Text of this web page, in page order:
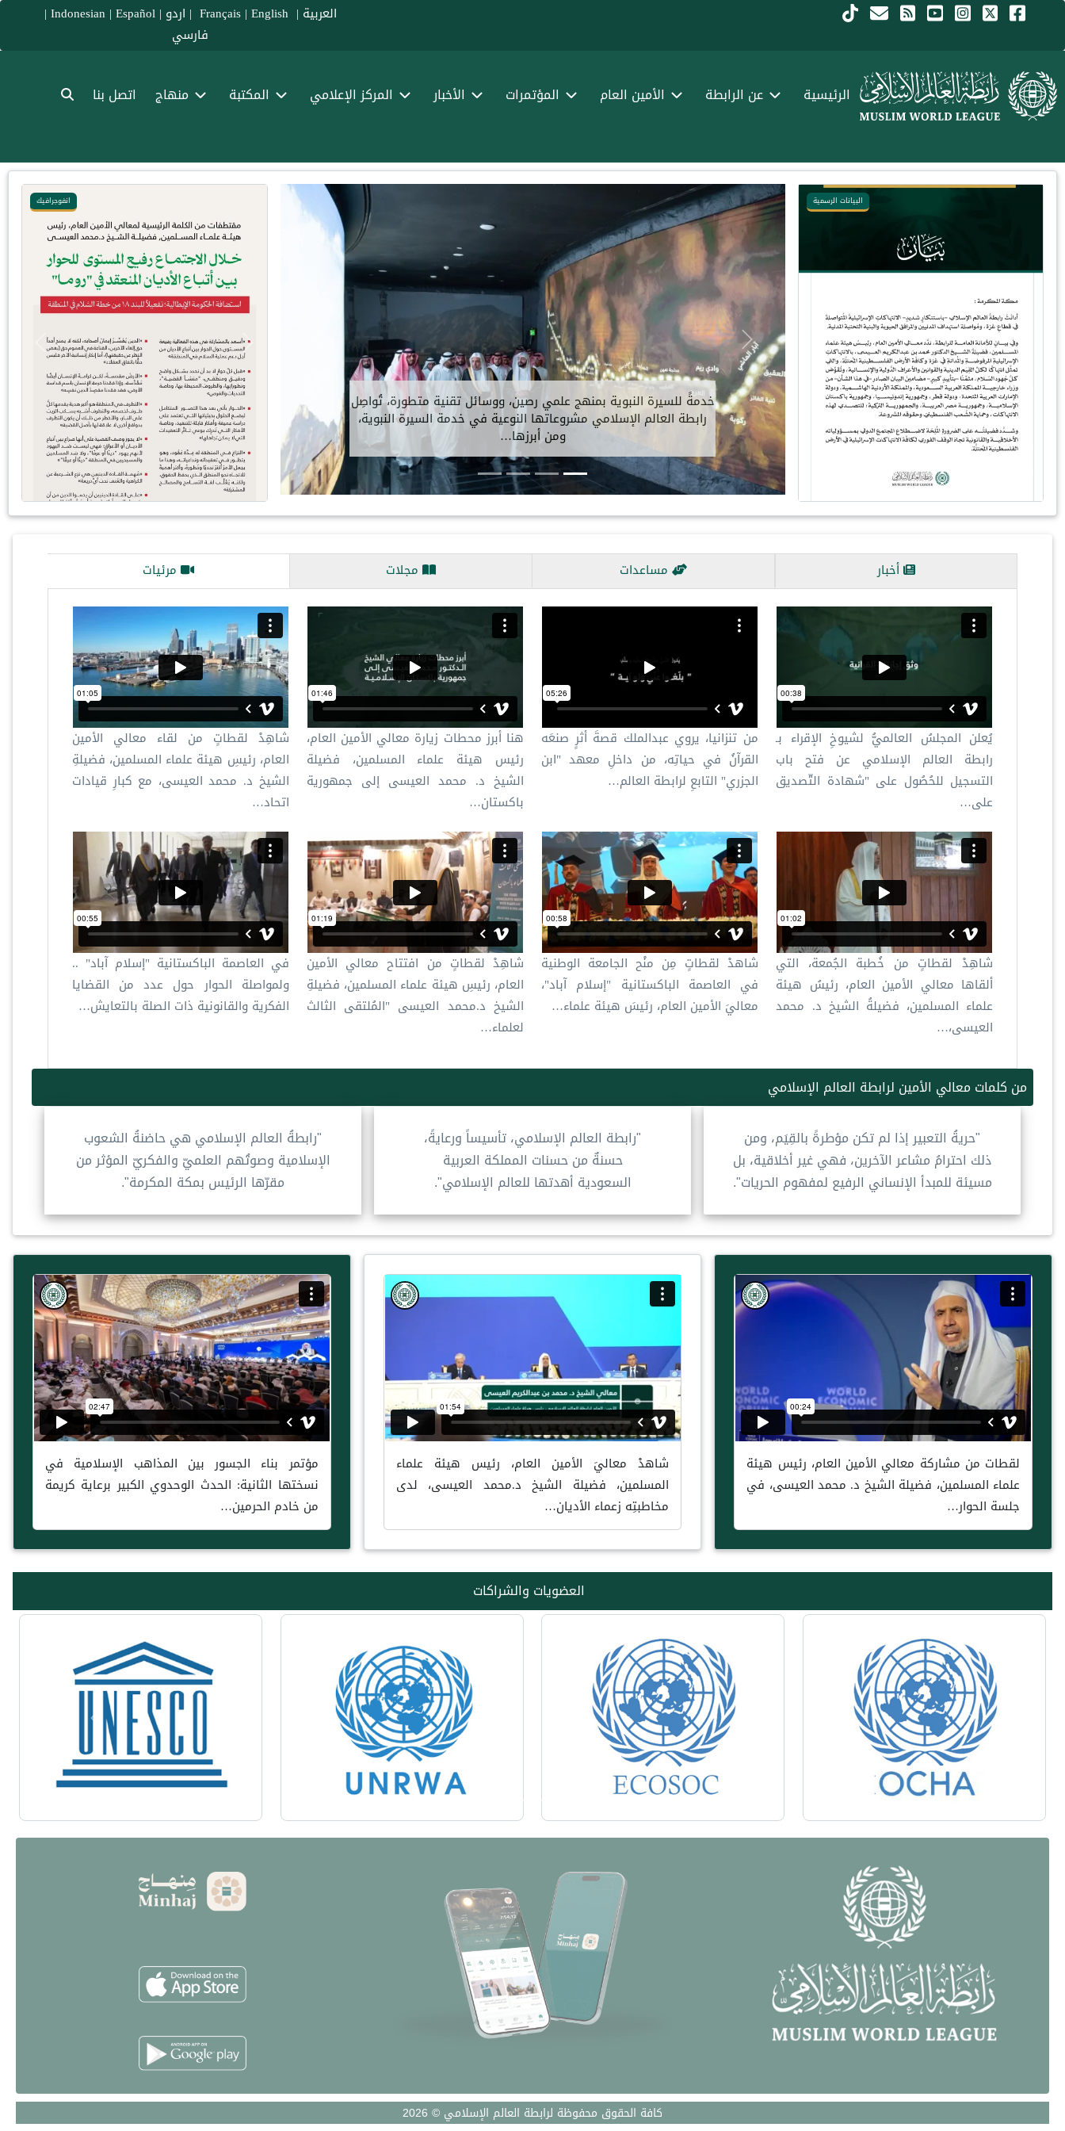
تجاوز إلى المحتوى الرئيسي العربية |
Français
| English
| اردو |
Indonesian | Español
|
فارسي
Menu Arabic الرئيسية عن الرابطة الأمين العام المؤتمرات الأخبار المركز الإعلامي المكتبة منهاج اتصل بنا
البيانات الرسمية
Previous Next
استقبلَ معالي الأمين العام، رئيسُ هيئة علماء المسلمين، فضيلةُ الشيخ
د.⁧‫محمد العيسى‬⁩ ‬⁩، في مكتبِه بالرياض، ظُهرَ اليوم، سعادةَ سفيرة…
Next
انفوجرافيك
Next
أخبار مساعدات مجلات مرئيات
يُعلن المجلسُ العالميُّ لشيوخِ الإقراء بـ
رابطة العالم الإسلامي عن فتح باب
التسجيل للحُصُول على "شهادة التّصديق
على…
من تنزانيا، يروي عبدالملك قصةَ أثرٍ صنعَه
القرآنُ في حياتِه، من داخلِ معهد "ابن
الجزري" التابعِ لرابطة العالم…
هنا أبرز محطات زيارة معالي الأمين العام،
رئيس هيئة علماء المسلمين، فضيلة
الشيخ د.⁧ محمد العيسى⁩ إلى جمهورية
باكستان…
شاهِدْ لقطاتٍ من لقاء معالي الأمين
العام، رئيسِ هيئة علماء المسلمين، فضيلةِ
الشيخ د. محمد العيسى، مع كبارِ قيادات
اتحاد…
شاهِدْ لقطاتٍ من خُطبة الجُمعة، التي
ألقاها معالي الأمين العام، رئيسُ هيئة
علماء المسلمين، فضيلةُ الشيخ د. محمد
العيسى،…
شاهدْ لقطاتٍ مِن منْح الجامعة الوطنية
في العاصمة الباكستانية "إسلام آباد"،
معاليَ الأمين العام، رئيسَ هيئة علماء…
شاهِدْ لقطاتٍ من افتتاح معالي الأمين
العام، رئيسِ هيئة علماء المسلمين، فضيلةِ
الشيخ د.محمد العيسى "المُلتقى الثالث
لعلماء…
في العاصمة الباكستانية "إسلام آباد" ..
ولمواصلة الحوار حول عدد من القضايا
الفكرية والقانونية ذات الصلة بالتعايش…
من كلمات معالي الأمين لرابطة العالم الإسلامي
"حريةُ التعبير إذا لم تكن مؤطرةً بالقِيَم، ومن
ذلك احترامُ مشاعر الآخرين، فهي غير أخلاقية، بل
مسيئة للمبدأ الإنساني الرفيع لمفهوم الحريات".
"رابطة العالم الإسلامي، تأسيساً ورعايةً،
حسنةٌ من حسنات المملكة العربية
السعودية أهدتها للعالم الإسلامي".
"رابطةُ العالم الإسلامي هي حاضنةُ الشعوب
الإسلامية وصوتُهم العلميّ والفكريّ المؤثر من
مقرّها الرئيس بمكة المكرمة".
لقطات من مشاركة معالي الأمين العام، رئيس هيئة
علماء المسلمين، فضيلة الشيخ د. محمد العيسى، في
جلسة الحوار…
شاهدْ معاليَ الأمين العام، رئيس هيئة علماء
المسلمين، فضيلة الشيخ د.محمد العيسى، لدى
مخاطبتِه زعماء الأديان…
مؤتمر بناء الجسور بين المذاهب الإسلامية في
نسختها الثانية: الحدث الوحدوي الكبير برعاية كريمة
من خادم الحرمين…
العضويات والشراكات
Previous Next
كافة الحقوق محفوظة لرابطة العالم الإسلامي © 2026